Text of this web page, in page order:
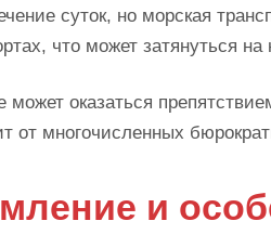
суток, но морская
что может затянуться на
оказаться
многочисленных
и